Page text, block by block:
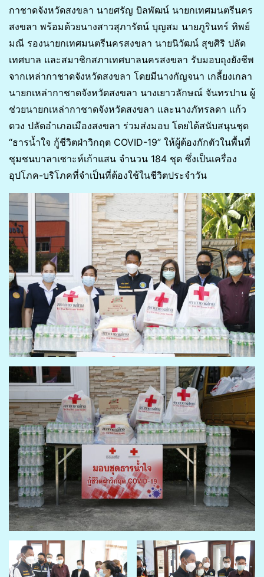
กาชาดจังหวัดสงขลา นายศรัญ บิลพัฒน์ นายกเทศมนตรีนคร
สงขลา พร้อมด้วยนางสาวสุภารัตน์ บุญสม นายภูรินทร์ ทิพย์
มณี รองนายกเทศมนตรีนครสงขลา นายนิวัฒน์ สุขศิริ ปลัด
เทศบาล และสมาชิกสภาเทศบาลนครสงขลา รับมอบถุงยังชีพ
จากเหล่ากาชาดจังหวัดสงขลา โดยมีนางกัญจนา เกลี้ยงเกลา
นายกเหล่ากาชาดจังหวัดสงขลา นางเยาวลักษณ์ จันทรปาน ผู้
ช่วยนายกเหล่ากาชาดจังหวัดสงขลา และนางภัทรลดา แก้ว
ดวง ปลัดอำเภอเมืองสงขลา ร่วมส่งมอบ โดยได้สนับสนุนชุด
“ธารน้ำใจ กู้ชีวิตฝ่าวิกฤต COVID-19” ให้ผู้ต้องกักตัวในพื้นที่
ชุมชนบาลาเซาะห์เก้าแสน จำนวน 184 ชุด ซึ่งเป็นเครื่อง
อุปโภค-บริโภคที่จำเป็นที่ต้องใช้ในชีวิตประจำวัน